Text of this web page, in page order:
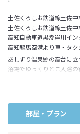
土佐くろしお鉄道線土佐
土佐くろしお鉄道線土佐
高知自動車道黒潮岸川イ
高知龍馬空港より車・タ
あしずり温泉郷の高台に
浴場でゆっくりとご入浴
ふんだんに盛り込んだ料
部屋・プラン